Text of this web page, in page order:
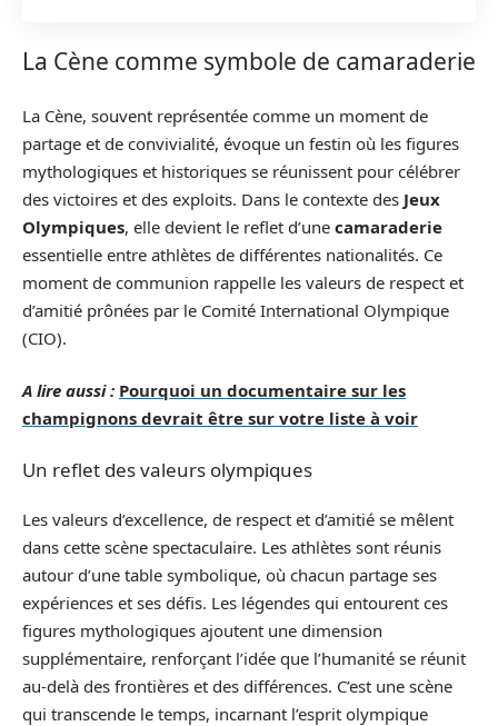
La Cène comme symbole de camaraderie
La Cène, souvent représentée comme un moment de
partage et de convivialité, évoque un festin où les figures
mythologiques et historiques se réunissent pour célébrer
des victoires et des exploits. Dans le contexte des Jeux
Olympiques, elle devient le reflet d’une camaraderie
essentielle entre athlètes de différentes nationalités. Ce
moment de communion rappelle les valeurs de respect et
d’amitié prônées par le Comité International Olympique
(CIO).
A lire aussi : Pourquoi un documentaire sur les
champignons devrait être sur votre liste à voir
Un reflet des valeurs olympiques
Les valeurs d’excellence, de respect et d’amitié se mêlent
dans cette scène spectaculaire. Les athlètes sont réunis
autour d’une table symbolique, où chacun partage ses
expériences et ses défis. Les légendes qui entourent ces
figures mythologiques ajoutent une dimension
supplémentaire, renforçant l’idée que l’humanité se réunit
au-delà des frontières et des différences. C’est une scène
qui transcende le temps, incarnant l’esprit olympique